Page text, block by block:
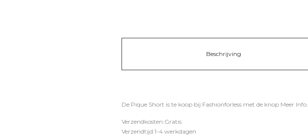
Beschrijving
De Pique Short is te koop bij Fashionforless met de knop Meer Info.
Verzendkosten:Gratis
Verzendtijd:1-4 werkdagen